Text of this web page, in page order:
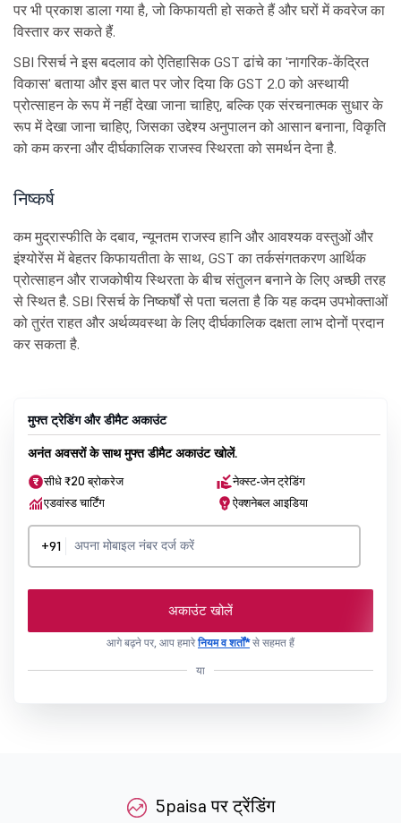
पर भी प्रकाश डाला गया है, जो किफायती हो सकते हैं और घरों में कवरेज का
विस्तार कर सकते हैं.
SBI रिसर्च ने इस बदलाव को ऐतिहासिक GST ढांचे का 'नागरिक-केंद्रित
विकास' बताया और इस बात पर जोर दिया कि GST 2.0 को अस्थायी
प्रोत्साहन के रूप में नहीं देखा जाना चाहिए, बल्कि एक संरचनात्मक सुधार के
रूप में देखा जाना चाहिए, जिसका उद्देश्य अनुपालन को आसान बनाना, विकृति
को कम करना और दीर्घकालिक राजस्व स्थिरता को समर्थन देना है.
निष्कर्ष
कम मुद्रास्फीति के दबाव, न्यूनतम राजस्व हानि और आवश्यक वस्तुओं और
इंश्योरेंस में बेहतर किफायतीता के साथ, GST का तर्कसंगतकरण आर्थिक
प्रोत्साहन और राजकोषीय स्थिरता के बीच संतुलन बनाने के लिए अच्छी तरह
से स्थित है. SBI रिसर्च के निष्कर्षों से पता चलता है कि यह कदम उपभोक्ताओं
को तुरंत राहत और अर्थव्यवस्था के लिए दीर्घकालिक दक्षता लाभ दोनों प्रदान
कर सकता है.
मुफ्त ट्रेडिंग और डीमैट अकाउंट
अनंत अवसरों के साथ मुफ्त डीमैट अकाउंट खोलें.
सीधे ₹20 ब्रोकरेज
नेक्स्ट-जेन ट्रेडिंग
एडवांस्ड चार्टिंग
ऐक्शनेबल आइडिया
+91
अकाउंट खोलें
आगे बढ़ने पर, आप हमारेनियम व शर्तों*से सहमत हैं
या
5paisa पर ट्रेंडिंग